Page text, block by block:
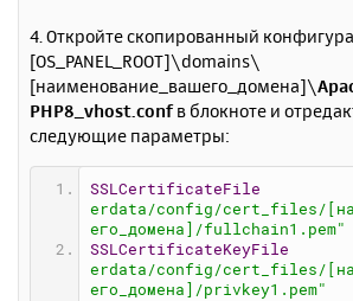
4. Откройте скопированный
[OS_PANEL_ROOT]\domains\
[наименование_вашего_домена]\
PHP8_vhost.confв блокноте и
следующие параметры:
SSLCertificateFile
erdata/config/cert_files/
его_домена]/fullchain1.pem"
SSLCertificateKeyFile
erdata/config/cert_files/
его_домена]/privkey1.pem"